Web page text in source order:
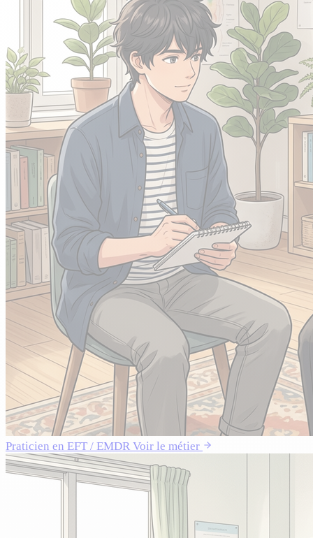
Praticien en EFT / EMDR Voir le métier